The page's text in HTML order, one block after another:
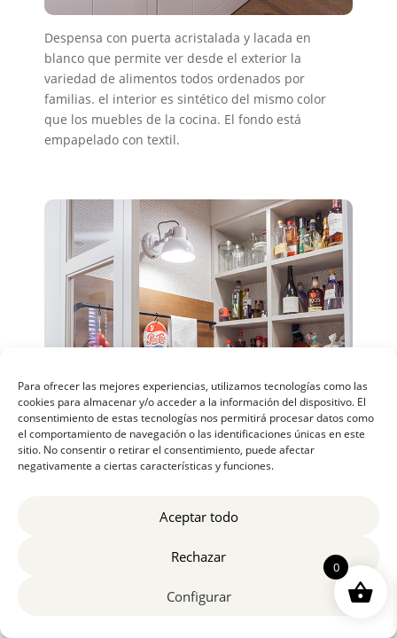
Para ofrecer las mejores experiencias, utilizamos tecnologías como las
cookies para almacenar y/o acceder a la información del dispositivo. El
consentimiento de estas tecnologías nos permitirá procesar datos como
el comportamiento de navegación o las identificaciones únicas en este
sitio. No consentir o retirar el consentimiento, puede afectar
negativamente a ciertas características y funciones.
Aceptar todo
Rechazar
Configurar
Despensa con puerta acristalada y lacada en
blanco que permite ver desde el exterior la
variedad de alimentos todos ordenados por
familias. el interior es sintético del mismo color
que los muebles de la cocina. El fondo está
empapelado con textil.
0